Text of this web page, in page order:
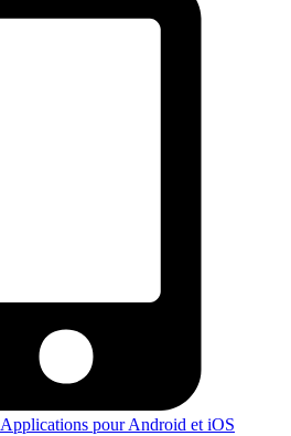
Applications pour Android et iOS